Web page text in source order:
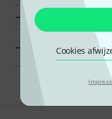
Cookies
toon fabrikant
Äolis Klangspiele
oogopslag